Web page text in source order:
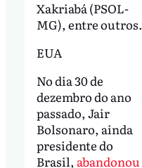
Xakriabá (PSOL-
MG), entre outros.
EUA
No dia 30 de
dezembro do ano
passado, Jair
Bolsonaro, ainda
presidente do
Brasil, abandonou